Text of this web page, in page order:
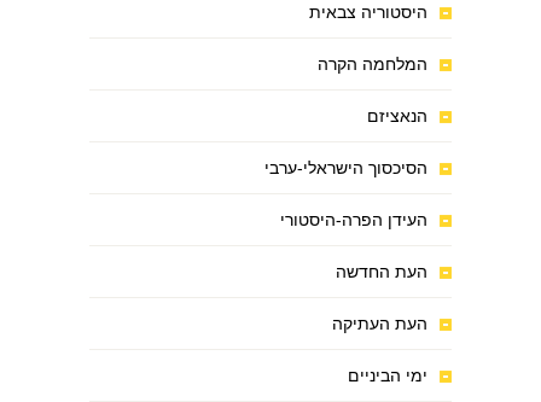
היסטוריה צבאית
המלחמה הקרה
הנאציזם
הסיכסוך הישראלי-ערבי
העידן הפרה-היסטורי
העת החדשה
העת העתיקה
ימי הביניים